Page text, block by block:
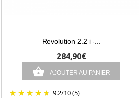
Revolution 2.2 i -...
284,90€
AJOUTER AU PANIER
9.2/10(5)